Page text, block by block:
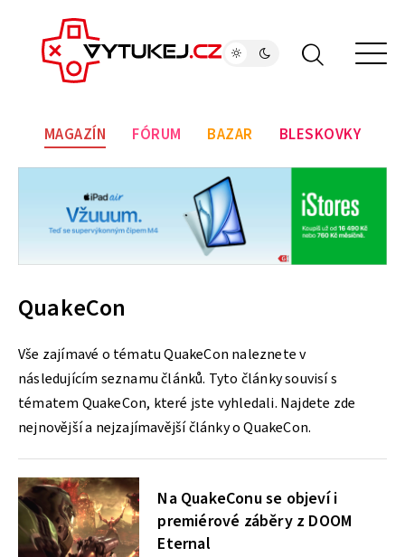
MAGAZÍN FÓRUM BAZAR BLESKOVKY
QuakeCon
Vše zajímavé o tématu QuakeCon naleznete v
následujícím seznamu článků. Tyto články souvisí s
tématem QuakeCon, které jste vyhledali. Najdete zde
nejnovější a nejzajímavější články o QuakeCon.
Na QuakeConu se objeví i
premiérové záběry z DOOM
Eternal